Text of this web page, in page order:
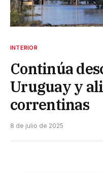
INTERIOR
Continúa
Uruguay y
correntinas
8 de julio de 2025